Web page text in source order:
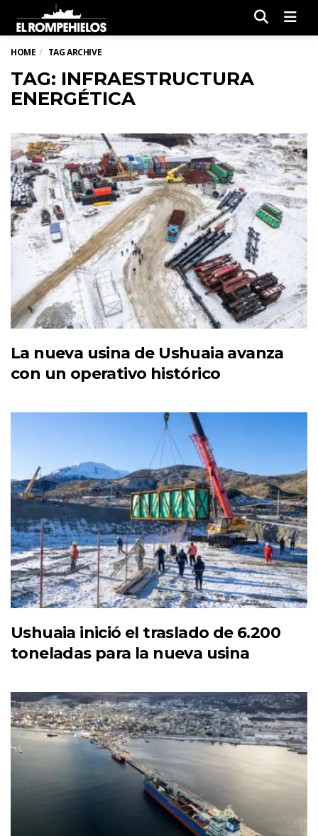
HOME TAG ARCHIVE
TAG: INFRAESTRUCTURA
ENERGÉTICA
La nueva usina de Ushuaia avanza
con un operativo histórico
Ushuaia inició el traslado de 6.200
toneladas para la nueva usina